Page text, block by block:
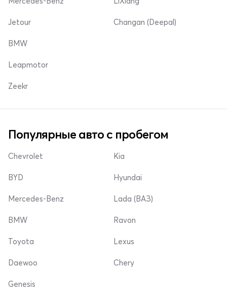
Jetour Changan (Deepal)
BMW
Leapmotor
Zeekr
Популярные авто с пробегом
Chevrolet
BYD
Mercedes-Benz
Kia
Hyundai
Lada (ВАЗ)
BMW
Toyota
Daewoo
Ravon
Lexus
Chery
Genesis